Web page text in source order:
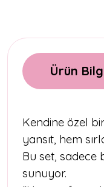
Ürün
Kendine özel
yansıt, hem
Bu set, sadece
sunuyor.